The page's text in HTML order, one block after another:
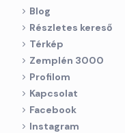
Blog
Részletes kereső
Térkép
Zemplén 3000
Profilom
Kapcsolat
Facebook
Instagram